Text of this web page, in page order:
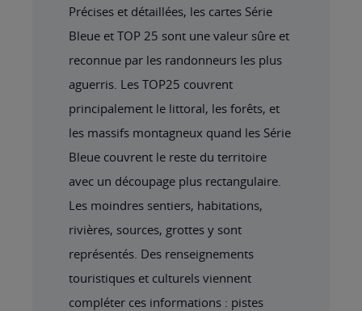
Précises et détaillées, les cartes Série
Bleue et TOP 25 sont une valeur sûre et
reconnue par les randonneurs les plus
aguerris. Les TOP25 couvrent
principalement le littoral, les forêts, et
les massifs montagneux quand les Série
Bleue couvrent le reste du territoire
avec un découpage plus rectangulaire.
Les moindres sentiers, habitations,
rivières, sources, grottes y sont
représentés. Des renseignements
touristiques et culturels viennent
compléter ces informations : pistes